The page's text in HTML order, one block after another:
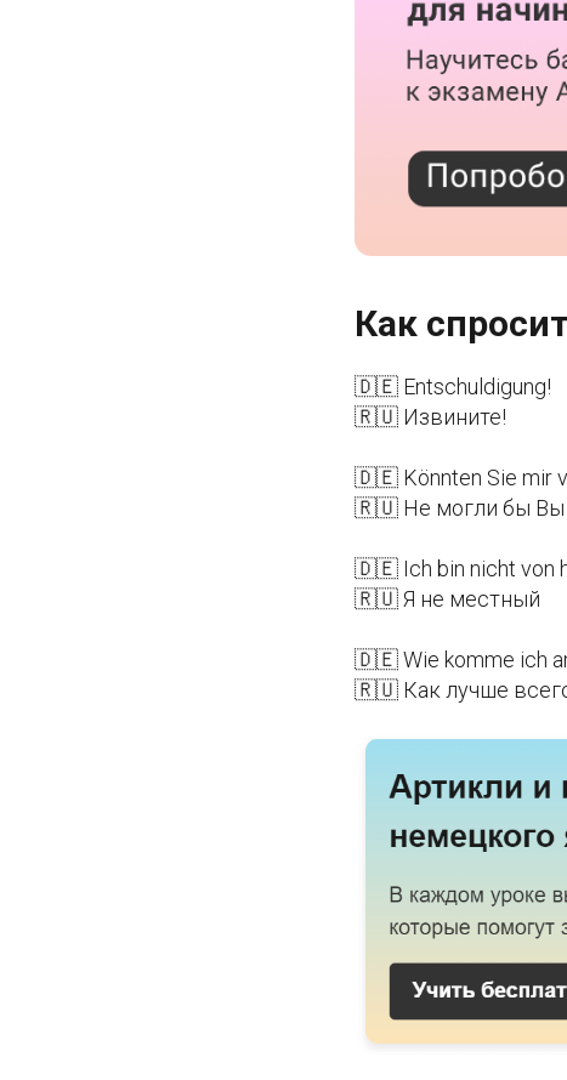
Как
🇩🇪 Entschuldigung!
🇷🇺 Извините!
🇩🇪 Könnten Sie mir
🇷🇺 Не могли бы Вы
🇩🇪 Ich bin nicht von
🇷🇺 Я не местный
🇩🇪 Wie komme ich
🇷🇺 Как лучше